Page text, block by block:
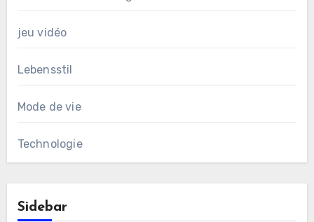
jeu vidéo
Lebensstil
Mode de vie
Technologie
Sidebar